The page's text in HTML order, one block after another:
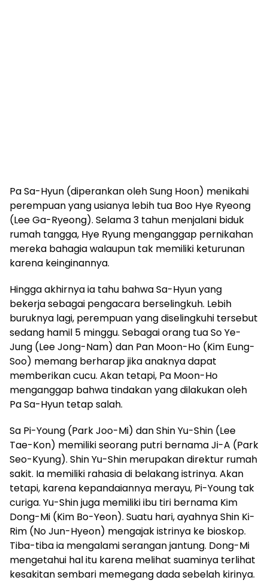
Pa Sa-Hyun (diperankan oleh Sung Hoon) menikahi
perempuan yang usianya lebih tua Boo Hye Ryeong
(Lee Ga-Ryeong). Selama 3 tahun menjalani biduk
rumah tangga, Hye Ryung menganggap pernikahan
mereka bahagia walaupun tak memiliki keturunan
karena keinginannya.
Hingga akhirnya ia tahu bahwa Sa-Hyun yang
bekerja sebagai pengacara berselingkuh. Lebih
buruknya lagi, perempuan yang diselingkuhi tersebut
sedang hamil 5 minggu. Sebagai orang tua So Ye-
Jung (Lee Jong-Nam) dan Pan Moon-Ho (Kim Eung-
Soo) memang berharap jika anaknya dapat
memberikan cucu. Akan tetapi, Pa Moon-Ho
menganggap bahwa tindakan yang dilakukan oleh
Pa Sa-Hyun tetap salah.
Sa Pi-Young (Park Joo-Mi) dan Shin Yu-Shin (Lee
Tae-Kon) memiliki seorang putri bernama Ji-A (Park
Seo-Kyung). Shin Yu-Shin merupakan direktur rumah
sakit. Ia memiliki rahasia di belakang istrinya. Akan
tetapi, karena kepandaiannya merayu, Pi-Young tak
curiga. Yu-Shin juga memiliki ibu tiri bernama Kim
Dong-Mi (Kim Bo-Yeon). Suatu hari, ayahnya Shin Ki-
Rim (No Jun-Hyeon) mengajak istrinya ke bioskop.
Tiba-tiba ia mengalami serangan jantung. Dong-Mi
mengetahui hal itu karena melihat suaminya terlihat
kesakitan sembari memegang dada sebelah kirinya.